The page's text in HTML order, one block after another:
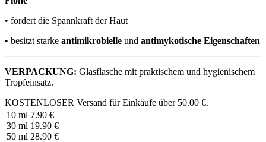
• fördert die Spannkraft der Haut
• besitzt starke antimikrobielle und antimykotische Eigenschaften
VERPACKUNG: Glasflasche mit praktischem und hygienischem
Tropfeinsatz.
KOSTENLOSER Versand für Einkäufe über 50.00 €.
10 ml 7.90 €
30 ml 19.90 €
50 ml 28.90 €